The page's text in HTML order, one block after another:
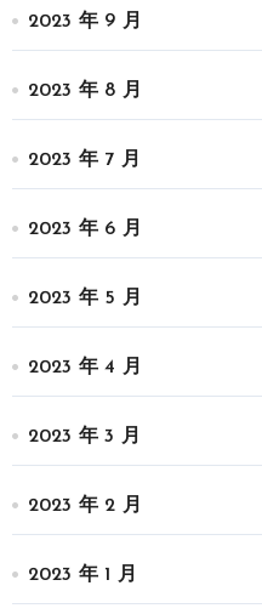
2023 年 9 月
2023 年 8 月
2023 年 7 月
2023 年 6 月
2023 年 5 月
2023 年 4 月
2023 年 3 月
2023 年 2 月
2023 年 1 月